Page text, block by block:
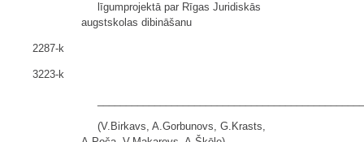
līgumprojektā par Rīgas Juridiskās
augstskolas dibināšanu
2287-k
3223-k
(V.Birkavs, A.Gorbunovs, G.Krasts,